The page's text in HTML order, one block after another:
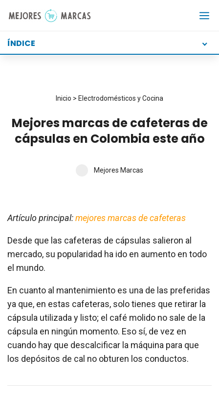
ÍNDICE
Inicio > Electrodomésticos y Cocina
Mejores marcas de cafeteras de
cápsulas en Colombia este año
Mejores Marcas
Artículo principal:mejores marcas de cafeteras
Desde que las cafeteras de cápsulas salieron al
mercado, su popularidad ha ido en aumento en todo
el mundo.
En cuanto al mantenimiento es una de las preferidas
ya que, en estas cafeteras, solo tienes que retirar la
cápsula utilizada y listo; el café molido no sale de la
cápsula en ningún momento. Eso sí, de vez en
cuando hay que descalcificar la máquina para que
los depósitos de cal no obturen los conductos.